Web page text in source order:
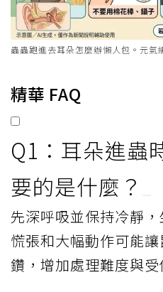
蟲蟲跑進去耳朵怎麼辦懶人包。元氣
精華 FAQ
Q1：耳朵進蟲
要的是什麼？
先深呼吸並保持冷靜
慌張和大幅動作可能
鑽，增加處理難度與受